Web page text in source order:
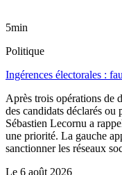
5min
Politique
Ingérences électorales :
Après trois opérations de
des candidats déclarés ou
Sébastien Lecornu a
une priorité. La gauche
sanctionner les réseaux
Le 6 août 2026